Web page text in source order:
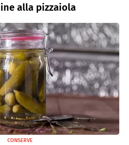
alla pizzaiola
CONSERVE